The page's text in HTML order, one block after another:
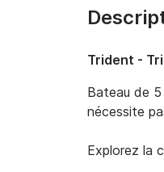
Trident -
Bateau de
nécessite
Explorez la